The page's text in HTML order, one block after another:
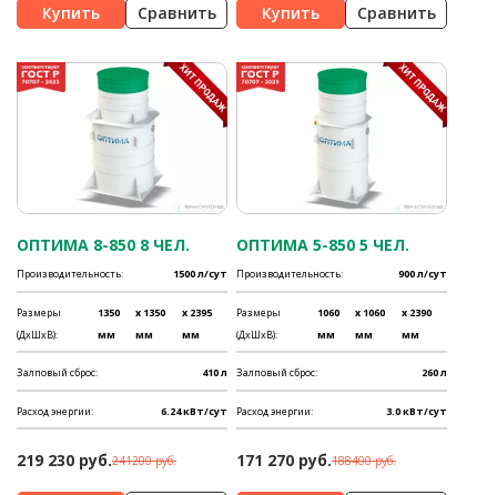
Сравнить Сравнить
ОПТИМА 8-850 8 ЧЕЛ.
Производительность: 1500 л/сут
Размеры
(ДхШхВ):
1350
мм
x 1350
мм
x 2395
мм
Залповый сброс: 410 л
Расход энергии: 6.24 кВт/сут
219 230 руб.241200 руб.
ОПТИМА 5-850 5 ЧЕЛ.
Производительность: 900 л/сут
Размеры
(ДхШхВ):
1060
мм
x 1060
мм
x 2390
мм
Залповый сброс: 260 л
Расход энергии: 3.0 кВт/сут
171 270 руб.188400 руб.